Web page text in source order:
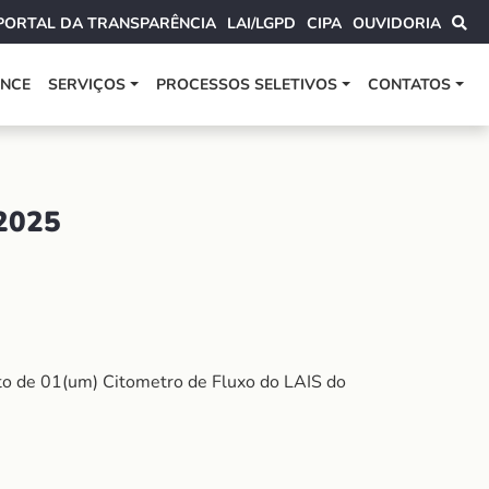
DA TRANSPARÊNCIA LAI/LGPD CIPA OUVIDORIA
SERVIÇOS PROCESSOS SELETIVOS CONTATOS
de 01(um) Citometro de Fluxo do LAIS do